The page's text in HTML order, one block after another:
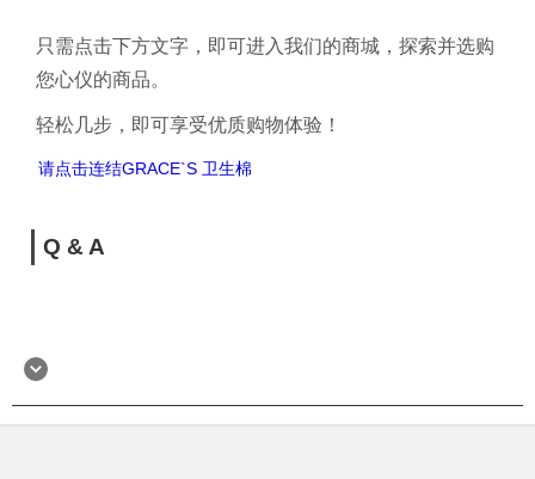
只需点击下方文字 ，即可进入我们的商城，探索并选购
您心仪的商品。
轻松几步，即可享受优质购物体验！
请点击连结GRACE`S 卫生棉
Q & A